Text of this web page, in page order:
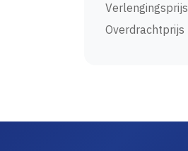
Verlengingsprijs
Overdrachtprijs